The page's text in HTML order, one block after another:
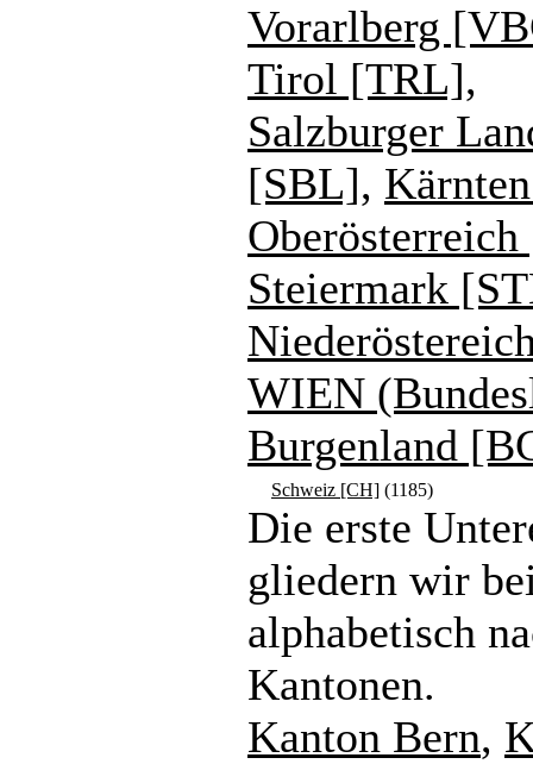
Vorarlberg
Tirol [TRL],
Salzburger
[SBL],
Steiermark
WIEN
Burgenland
Schweiz [CH] (1185)
Die erste
gliedern wir
alphabetisch
Kantonen.
Kanton Bern,